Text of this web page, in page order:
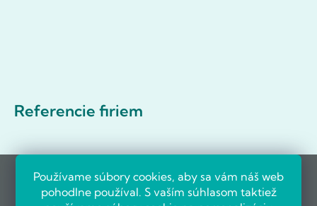
Používame súbory cookies, aby sa vám náš web
pohodlne používal. S vaším súhlasom taktiež
Referencie firiem